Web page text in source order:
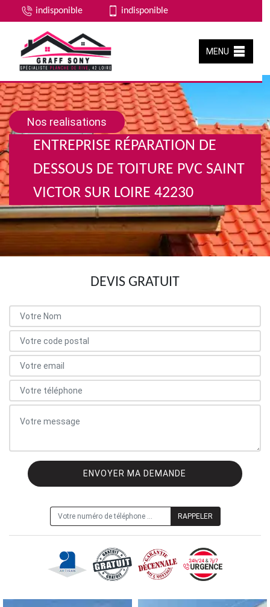
indisponible indisponible
MENU
Nos realisations
ENTREPRISE RÉPARATION DE
DESSOUS DE TOITURE PVC SAINT
VICTOR SUR LOIRE 42230
DEVIS GRATUIT